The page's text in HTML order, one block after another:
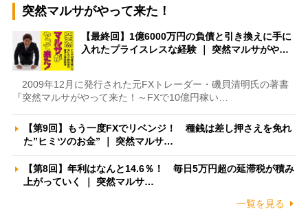
突然マルサがやって来た！
【最終回】1億6000万円の負債と引き換えに手に
入れたプライスレスな経験 ｜ 突然マルサがや…
2009年12月に発行された元FXトレーダー・磯貝清明氏の著書
『突然マルサがやって来た！～FXで10億円稼い…
【第9回】もう一度FXでリベンジ！ 種銭は差し押さえを免れ
た”ヒミツのお金” ｜ 突然マルサ…
【第8回】年利はなんと14.6％！ 毎日5万円超の延滞税が積み
上がっていく ｜ 突然マルサ…
一覧を見る